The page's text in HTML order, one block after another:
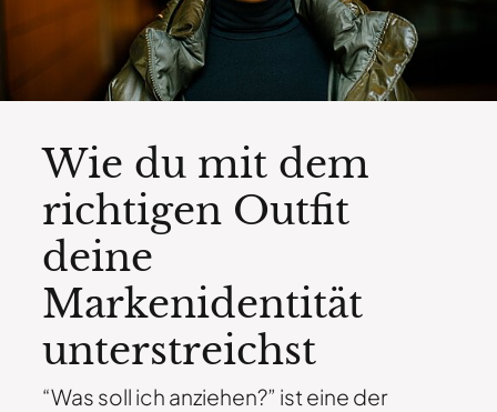
Wie du mit dem
richtigen Outfit
deine
Markenidentität
unterstreichst
“Was soll ich anziehen?” ist eine der